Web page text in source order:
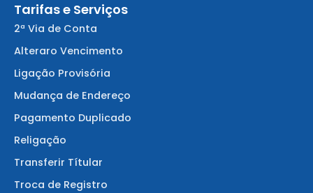
Tarifas e Serviços
2ª Via de Conta
Alteraro Vencimento
Ligação Provisória
Mudança de Endereço
Pagamento Duplicado
Religação
Transferir Títular
Troca de Registro